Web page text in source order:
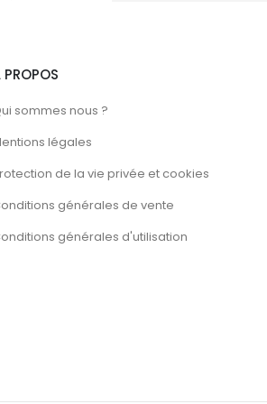
PROPOS
sommes nous ?
légales
de la vie privée et cookies
générales de vente
générales d'utilisation